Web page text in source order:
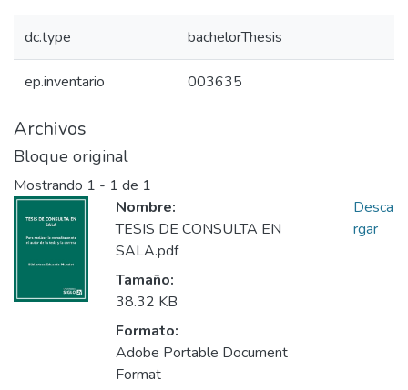
dc.type bachelorThesis
ep.inventario 003635
Archivos
Bloque original
Mostrando 1 - 1 de 1
Nombre:
TESIS DE CONSULTA EN
SALA.pdf
Tamaño:
38.32 KB
Formato:
Adobe Portable Document
Format
Desca
rgar